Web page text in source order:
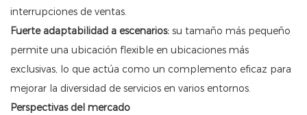
interrupciones de ventas.
Fuerte adaptabilidad a escenarios: su tamaño más pequeño
permite una ubicación flexible en ubicaciones más
exclusivas, lo que actúa como un complemento eficaz para
mejorar la diversidad de servicios en varios entornos.
Perspectivas del mercado